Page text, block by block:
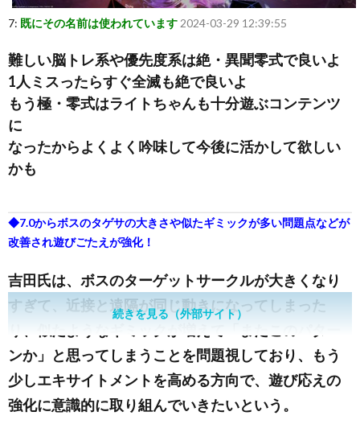
7: 既にその名前は使われています 2024-03-29 12:39:55
難しい脳トレ系や優先度系は絶・異聞零式で良いよ
1人ミスったらすぐ全滅も絶で良いよ
もう極・零式はライトちゃんも十分遊ぶコンテンツ
に
なったからよくよく吟味して今後に活かして欲しい
かも
◆7.0からボスのタゲサの大きさや似たギミックが多い問題点などが
改善され遊びごたえが強化！
吉田氏は、ボスのターゲットサークルが大きくなり
すぎて、近接と遠隔が同じ動きになってしまった
り、似たようなギミックが増えて「またこのパター
ンか」と思ってしまうことを問題視しており、もう
少しエキサイトメントを高める方向で、遊び応えの
強化に意識的に取り組んでいきたいという。
続きを見る（外部サイト）